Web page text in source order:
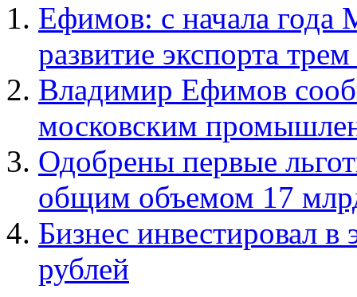
Ефимов: с начала года
развитие экспорта
Владимир Ефимов
московским
Одобрены первые
общим объемом 17
Бизнес инвестировал
рублей